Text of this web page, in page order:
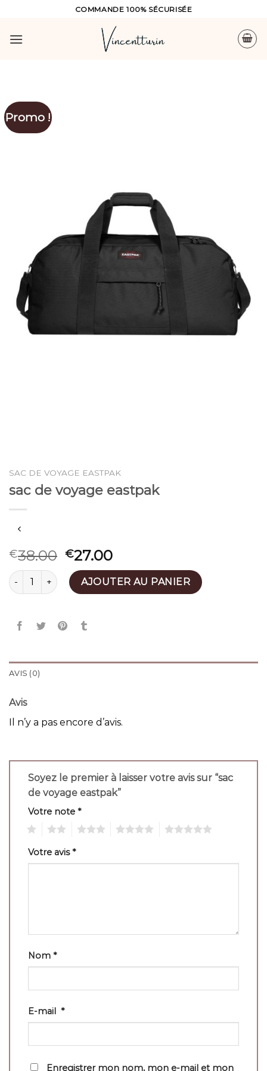
content
COMMANDE 100% SÉCURISÉE
Promo !
SAC DE VOYAGE EASTPAK
sac de voyage eastpak
€38.00 €27.00
quantité de sac de voyage eastpak
AJOUTER AU PANIER
AVIS (0)
Avis
Il n’y a pas encore d’avis.
Soyez le premier à laisser votre avis sur “sac
de voyage eastpak”
Votre note *
Votre avis*
Nom *
E-mail *
Enregistrer mon nom, mon e-mail et mon